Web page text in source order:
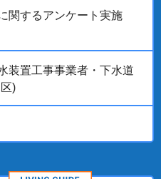
関するアンケート実施
装置工事事業者・下水道
)